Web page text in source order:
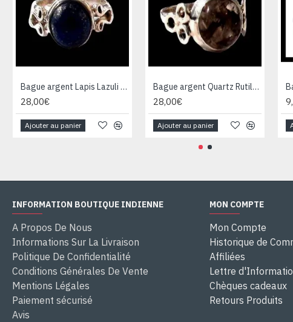
Bague argent Lapis Lazuli - Bijoux Inde - Bijoux indiens
28,00€
Ajouter au panier
Bague argent Quartz Rutile - Bague indienne - Bijoux indiens
28,00€
Ajouter au panier
INFORMATION BOUTIQUE INDIENNE
A Propos De Nous
Informations Sur La Livraison
Politique De Confidentialité
Conditions Générales De Vente
Mentions Légales
Paiement sécurisé
Avis
MON COMPTE
Mon Compte
Historique de
Affiliées
Lettre
Chèques cadeaux
Retours Produits